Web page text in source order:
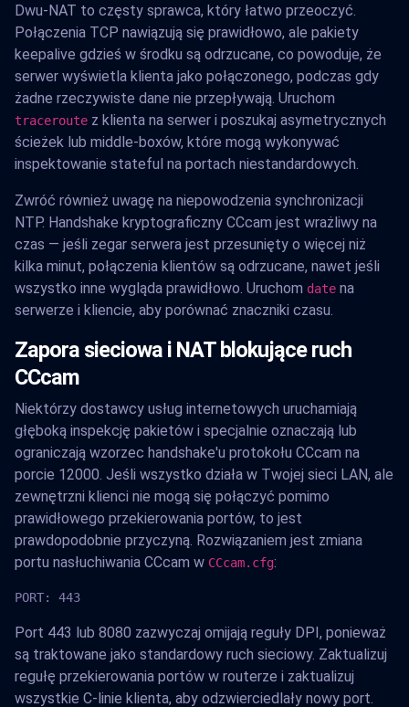
Dwu-NAT to częsty sprawca, który łatwo przeoczyć.
Połączenia TCP nawiązują się prawidłowo, ale pakiety
keepalive gdzieś w środku są odrzucane, co powoduje, że
serwer wyświetla klienta jako połączonego, podczas gdy
żadne rzeczywiste dane nie przepływają. Uruchom
traceroute z klienta na serwer i poszukaj asymetrycznych
ścieżek lub middle-boxów, które mogą wykonywać
inspektowanie stateful na portach niestandardowych.
Zwróć również uwagę na niepowodzenia synchronizacji
NTP. Handshake kryptograficzny CCcam jest wrażliwy na
czas — jeśli zegar serwera jest przesunięty o więcej niż
kilka minut, połączenia klientów są odrzucane, nawet jeśli
wszystko inne wygląda prawidłowo. Uruchom date na
serwerze i kliencie, aby porównać znaczniki czasu.
Zapora sieciowa i NAT blokujące ruch
CCcam
Niektórzy dostawcy usług internetowych uruchamiają
głęboką inspekcję pakietów i specjalnie oznaczają lub
ograniczają wzorzec handshake'u protokołu CCcam na
porcie 12000. Jeśli wszystko działa w Twojej sieci LAN, ale
zewnętrzni klienci nie mogą się połączyć pomimo
prawidłowego przekierowania portów, to jest
prawdopodobnie przyczyną. Rozwiązaniem jest zmiana
portu nasłuchiwania CCcam w CCcam.cfg:
PORT: 443
Port 443 lub 8080 zazwyczaj omijają reguły DPI, ponieważ
są traktowane jako standardowy ruch sieciowy. Zaktualizuj
regułę przekierowania portów w routerze i zaktualizuj
wszystkie C-linie klienta, aby odzwierciedlały nowy port.